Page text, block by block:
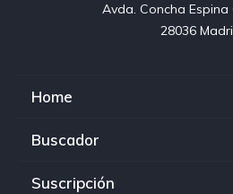
Avda. Concha Espina
28036
Home
Buscador
Suscripción